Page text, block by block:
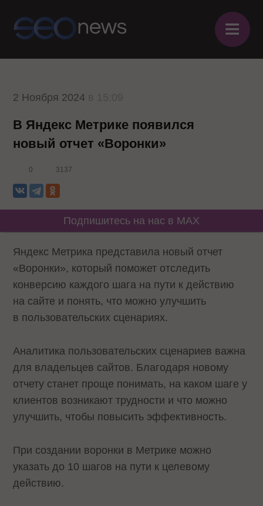
≡
2 Ноября 2024
В Яндекс Метрике появился
новый отчет «Воронки»
0 3137
Подпишитесь на нас в MAX
Яндекс Метрика представила новый отчет
«Воронки», который поможет отследить
конверсию каждого шага на пути к действию
на сайте и понять, что можно улучшить
в пользовательских сценариях.
Аналитика пользовательских сценариев важна
для владельцев сайтов. Благодаря новому
отчету станет проще понимать, на каком шаге у
клиентов возникают трудности и что можно
улучшить, чтобы повысить эффективность.
При создании воронки в Метрике можно
указать до 10 шагов на пути к целевому
действию.